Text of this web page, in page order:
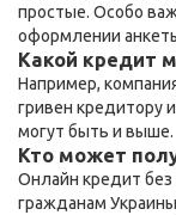
простые. Особо
оформлении
Какой кредит
Например,
гривен кредитору
могут быть и выше.
Кто может
Онлайн кредит
гражданам